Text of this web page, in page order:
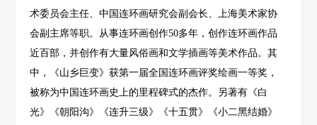
术委员会主任、中国连环画研究会副会长、上海美术家协
会副主席等职。从事连环画创作50多年，创作连环画作品
近百部，并创作有大量风俗画和文学插画等美术作品。其
中，《山乡巨变》获第一届全国连环画评奖绘画一等奖，
被称为中国连环画史上的里程碑式的杰作。另著有《白
光》《朝阳沟》《连升三级》《十五贯》《小二黑结婚》